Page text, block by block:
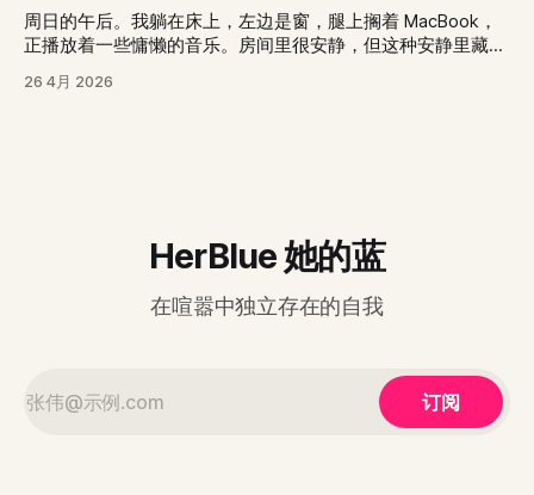
周日的午后。我躺在床上，左边是窗，腿上搁着 MacBook，
正播放着一些慵懒的音乐。房间里很安静，但这种安静里藏着
了。大部分时间，我都在玩手机游戏或者翻看网页。以前，我
我觉得，自己好像脱离了真实的生活。网络世界非常顺滑，没
有任何阻力。而现实世界是有质感的，它需要人去触碰、去观
气温。这种真实且平淡的反馈，虽然没有游戏那样有趣，但却
26 4月 2026
HerBlue 她的蓝
在喧嚣中独立存在的自我
订阅